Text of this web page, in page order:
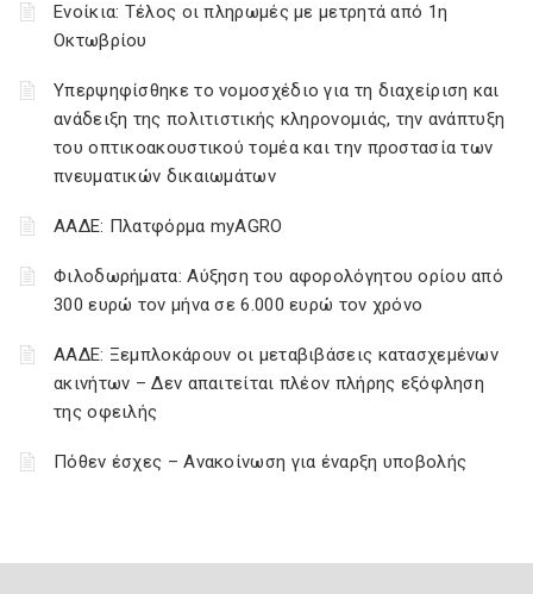
Ενοίκια: Τέλος οι πληρωμές με μετρητά από 1η
Οκτωβρίου
Υπερψηφίσθηκε το νομοσχέδιο για τη διαχείριση και
ανάδειξη της πολιτιστικής κληρονομιάς, την ανάπτυξη
του οπτικοακουστικού τομέα και την προστασία των
πνευματικών δικαιωμάτων
ΑΑΔΕ: Πλατφόρμα myAGRO
Φιλοδωρήματα: Αύξηση του αφορολόγητου ορίου από
300 ευρώ τον μήνα σε 6.000 ευρώ τον χρόνο
ΑΑΔΕ: Ξεμπλοκάρουν οι μεταβιβάσεις κατασχεμένων
ακινήτων – Δεν απαιτείται πλέον πλήρης εξόφληση
της οφειλής
Πόθεν έσχες – Ανακοίνωση για έναρξη υποβολής